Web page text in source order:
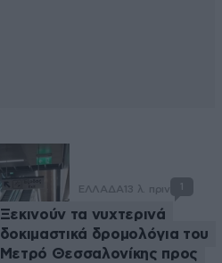
ΕΛΛΑΔΑ 13 λ. πριν 1
Ξεκινούν τα νυχτερινά
δοκιμαστικά δρομολόγια του
Μετρό Θεσσαλονίκης προς